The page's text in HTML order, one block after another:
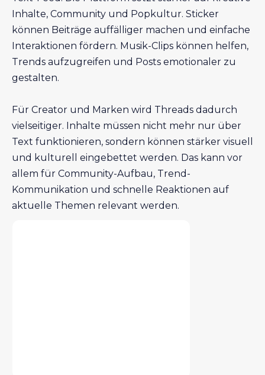
Inhalte, Community und Popkultur. Sticker
können Beiträge auffälliger machen und einfache
Interaktionen fördern. Musik-Clips können helfen,
Trends aufzugreifen und Posts emotionaler zu
gestalten.
Für Creator und Marken wird Threads dadurch
vielseitiger. Inhalte müssen nicht mehr nur über
Text funktionieren, sondern können stärker visuell
und kulturell eingebettet werden. Das kann vor
allem für Community-Aufbau, Trend-
Kommunikation und schnelle Reaktionen auf
aktuelle Themen relevant werden.